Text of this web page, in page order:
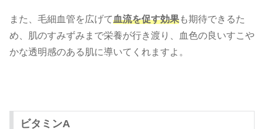
また、毛細血管を広げて血流を促す効果も期待できるた
め、肌のすみずみまで栄養が行き渡り、血色の良いすこや
かな透明感のある肌に導いてくれますよ。
ビタミンA